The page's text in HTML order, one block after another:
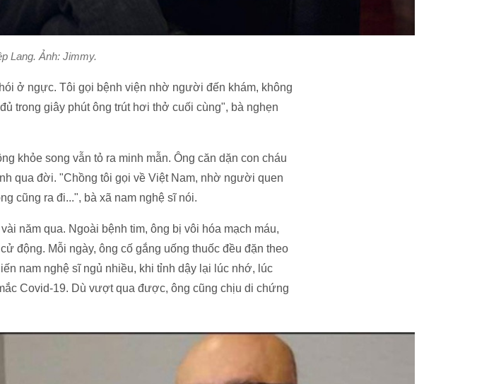
Lang. Ảnh: Jimmy.
ở ngực. Tôi gọi bệnh viện nhờ người đến khám, không
trong giây phút ông trút hơi thở cuối cùng", bà nghẹn
khỏe song vẫn tỏ ra minh mẫn. Ông căn dặn con cháu
qua đời. "Chồng tôi gọi về Việt Nam, nhờ người quen
cũng ra đi...", bà xã nam nghệ sĩ nói.
năm qua. Ngoài bệnh tim, ông bị vôi hóa mạch máu,
động. Mỗi ngày, ông cố gắng uống thuốc đều đặn theo
nam nghệ sĩ ngủ nhiều, khi tỉnh dậy lại lúc nhớ, lúc
Covid-19. Dù vượt qua được, ông cũng chịu di chứng